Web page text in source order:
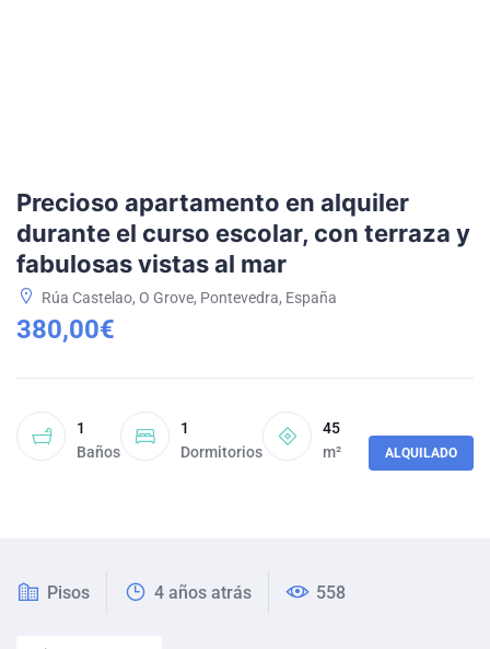
Precioso apartamento en alquiler
durante el curso escolar, con terraza y
fabulosas vistas al mar
Rúa Castelao, O Grove, Pontevedra, España
380,00€
1
Baños
1
Dormitorios
45
m²
ALQUILADO
Pisos 4 años atrás 558